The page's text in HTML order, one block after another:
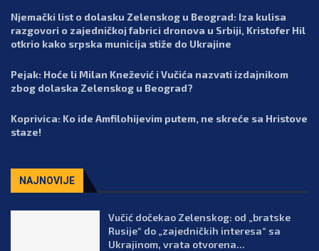
Njemački list o dolasku Zelenskog u Beograd: Iza kulisa
razgovori o zajedničkoj fabrici dronova u Srbiji, Kristofer Hil
otkrio kako srpska municija stiže do Ukrajine
Pejak: Hoće li Milan Knežević i Vučića nazvati izdajnikom
zbog dolaska Zelenskog u Beograd?
Koprivica: Ko ide Amfilohijevim putem, ne skreće sa Hristove
staze!
NAJNOVIJE
Vučić dočekao Zelenskog: od „bratske
Rusije“ do „zajedničkih interesa“ sa
Ukrajinom, vrata otvorena...